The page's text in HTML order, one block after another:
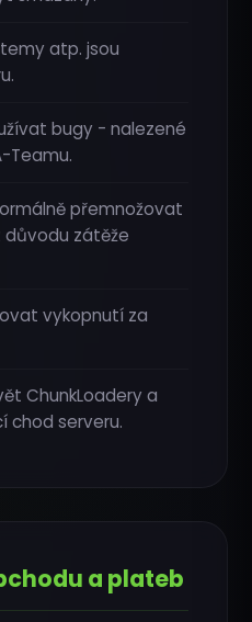
atp. jsou
bugy - nalezené
Teamu.
přemnožovat
zátěže
vykopnutí za
ChunkLoadery a
chod serveru.
a plateb